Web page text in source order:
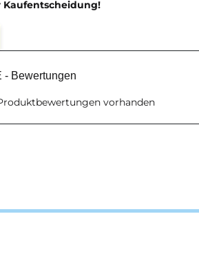
Kaufentscheidung!
- Bewertungen
vorhanden